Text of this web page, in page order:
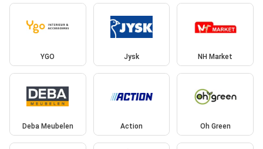
YGO Jysk NH Market
Deba Meubelen Action Oh Green